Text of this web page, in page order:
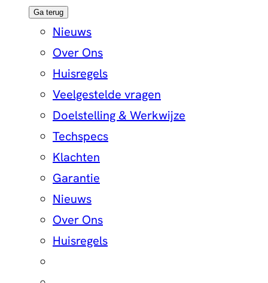
Ga terug
Nieuws
Over Ons
Huisregels
Veelgestelde vragen
Doelstelling & Werkwijze
Techspecs
Klachten
Garantie
Nieuws
Over Ons
Huisregels